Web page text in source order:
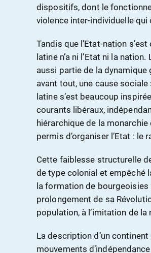
dispositifs, dont le
violence inter-individuelle qui
Tandis que l’Etat-nation
latine n’a ni l’Etat ni la
aussi partie de la dynamique
avant tout, une cause
latine s’est beaucoup
courants libéraux,
hiérarchique de la
permis d’organiser l’Etat : le
Cette faiblesse structurelle
de type colonial et empêché
la formation de
prolongement de sa
population, à l’imitation de la
La description d’un
mouvements